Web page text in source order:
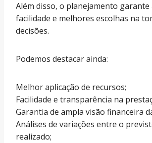
Além disso, o planejamento
facilidade e melhores escolhas na
decisões.
Podemos destacar ainda:
Melhor aplicação de recursos;
Facilidade e transparência na
Garantia de ampla visão financeira
Análises de variações entre o
realizado;